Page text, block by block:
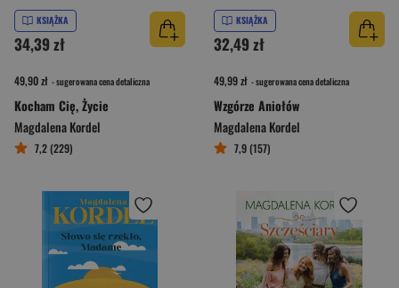
KSIĄŻKA
34,39 zł
49,90 zł - sugerowana cena detaliczna
Kocham Cię, Życie
Magdalena Kordel
7,2 (229)
KSIĄŻKA
32,49 zł
49,99 zł - sugerowana cena detaliczna
Wzgórze Aniołów
Magdalena Kordel
7,9 (157)